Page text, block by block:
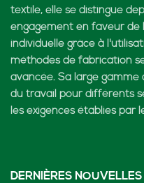
textile, elle se distingue
engagement en faveur
individuelle grâce à
méthodes de fabrication
avancée. Sa large
du travail pour différents
les exigences établies par
DERNIÈRES NOUVELLES